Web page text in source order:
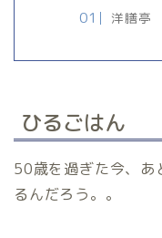
洋膳亭
ひるごはん
50歳を過ぎた今、あ
るんだろう。。